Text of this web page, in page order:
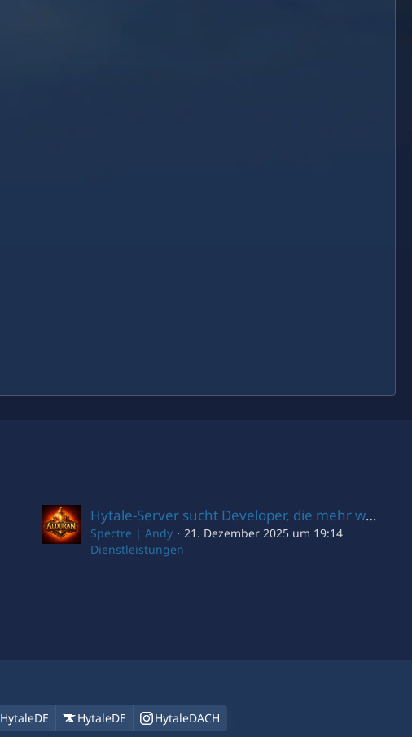
Hytale-Server sucht Developer, die mehr wollen als nur Code schreiben
Spectre | Andy
21. Dezember 2025 um 19:14
Dienstleistungen
HytaleDE HytaleDE HytaleDACH